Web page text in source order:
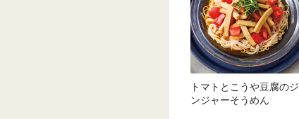
トマトとこうや豆腐のジ
ンジャーそうめん